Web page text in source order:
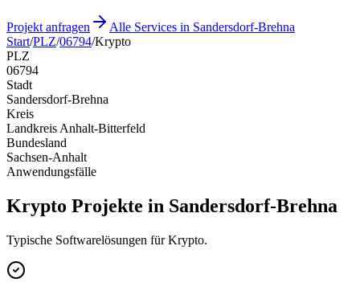
Projekt anfragen
Alle Services in Sandersdorf-Brehna
Start/PLZ/06794/Krypto
PLZ
06794
Stadt
Sandersdorf-Brehna
Kreis
Landkreis Anhalt-Bitterfeld
Bundesland
Sachsen-Anhalt
Anwendungsfälle
Krypto Projekte in Sandersdorf-Brehna
Typische Softwarelösungen für Krypto.